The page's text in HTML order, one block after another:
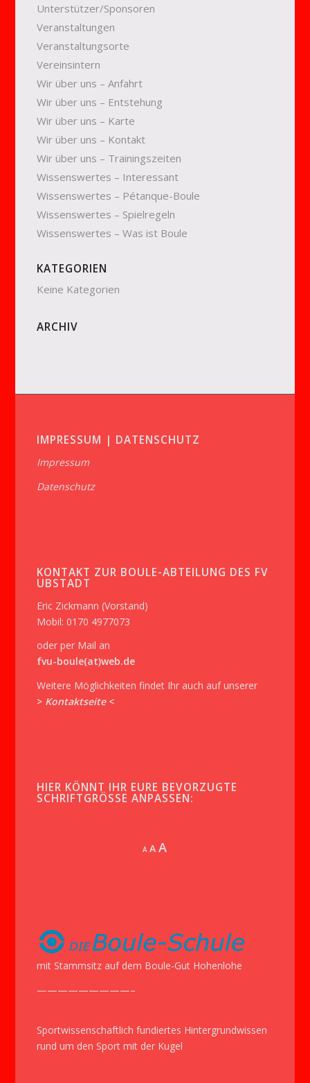
Unterstützer/Sponsoren
Veranstaltungen
Veranstaltungsorte
Vereinsintern
Wir über uns – Anfahrt
Wir über uns – Entstehung
Wir über uns – Karte
Wir über uns – Kontakt
Wir über uns – Trainingszeiten
Wissenswertes – Interessant
Wissenswertes – Pétanque-Boule
Wissenswertes – Spielregeln
Wissenswertes – Was ist Boule
KATEGORIEN
Keine Kategorien
ARCHIV
IMPRESSUM | DATENSCHUTZ
Impressum
Datenschutz
KONTAKT ZUR BOULE-ABTEILUNG DES FV
UBSTADT
Eric Zickmann (Vorstand)
Mobil: 0170 4977073
oder per Mail an
fvu-boule(at)web.de
Weitere Möglichkeiten findet Ihr auch auf unserer
> Kontaktseite <
HIER KÖNNT IHR EURE BEVORZUGTE
SCHRIFTGRÖSSE ANPASSEN:
A Decrease
AReset
AIncrease
mit Stammsitz auf dem Boule-Gut Hohenlohe
—————————–
Sportwissenschaftlich fundiertes Hintergrundwissen
rund um den Sport mit der Kugel